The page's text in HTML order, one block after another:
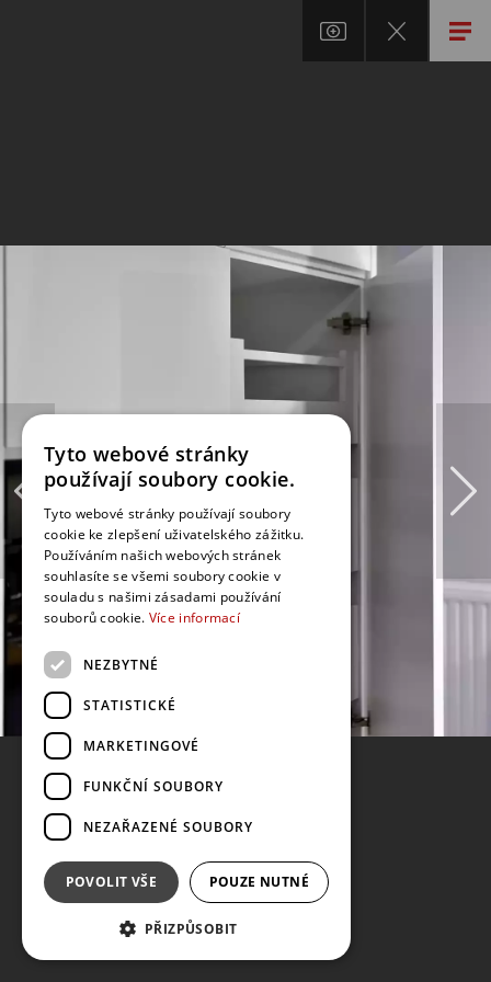
Tyto webové stránky
používají soubory cookie.
Tyto webové stránky používají soubory
cookie ke zlepšení uživatelského zážitku.
Používáním našich webových stránek
souhlasíte se všemi soubory cookie v
souladu s našimi zásadami používání
souborů cookie. Více informací
NEZBYTNÉ
STATISTICKÉ
MARKETINGOVÉ
FUNKČNÍ SOUBORY
NEZAŘAZENÉ SOUBORY
POVOLIT VŠE POUZE NUTNÉ
PŘIZPŮSOBIT